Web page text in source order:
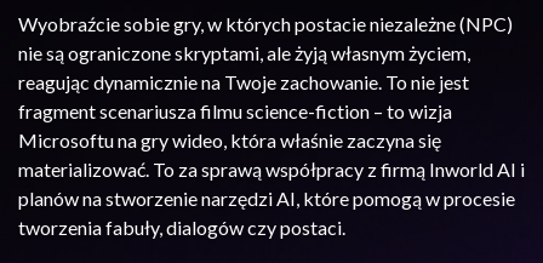
Wyobraźcie sobie gry, w których postacie niezależne (NPC)
nie są ograniczone skryptami, ale żyją własnym życiem,
reagując dynamicznie na Twoje zachowanie. To nie jest
fragment scenariusza filmu science-fiction – to wizja
Microsoftu na gry wideo, która właśnie zaczyna się
materializować. To za sprawą współpracy z firmą Inworld AI i
planów na stworzenie narzędzi AI, które pomogą w procesie
tworzenia fabuły, dialogów czy postaci.